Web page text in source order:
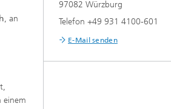
, an
einem
97082 Würzburg
Telefon +49 931 4100-601
E-Mail senden